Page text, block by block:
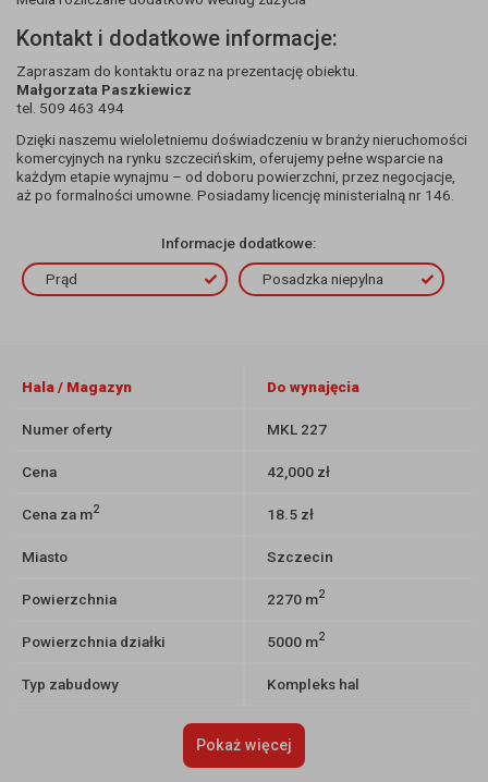
Kontakt i dodatkowe informacje:
Zapraszam do kontaktu oraz na prezentację obiektu.
Małgorzata Paszkiewicz
tel. 509 463 494
Dzięki naszemu wieloletniemu doświadczeniu w branży nieruchomości
komercyjnych na rynku szczecińskim, oferujemy pełne wsparcie na
każdym etapie wynajmu – od doboru powierzchni, przez negocjacje,
aż po formalności umowne. Posiadamy licencję ministerialną nr 146.
Informacje dodatkowe:
Prąd Posadzka niepylna
Hala / Magazyn Do wynajęcia
Numer oferty MKL 227
Cena 42,000 zł
Cena za m2 18.5 zł
Miasto Szczecin
Powierzchnia 2270 m2
Powierzchnia działki 5000 m2
Typ zabudowy Kompleks hal
Pokaż więcej